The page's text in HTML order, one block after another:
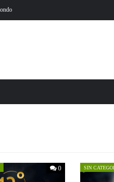
0 SIN